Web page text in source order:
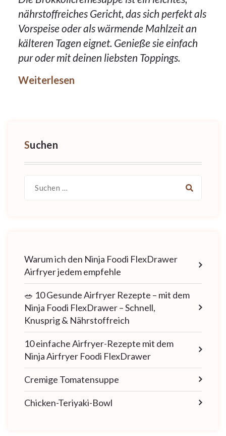
nährstoffreiches Gericht, das sich perfekt als
Vorspeise oder als wärmende Mahlzeit an
kälteren Tagen eignet. Genieße sie einfach
pur oder mit deinen liebsten Toppings.
Weiterlesen
Suchen
nach:
Warum ich den Ninja Foodi FlexDrawer
Airfryer jedem empfehle
🥗 10 Gesunde Airfryer Rezepte – mit dem
Ninja Foodi FlexDrawer – Schnell,
Knusprig & Nährstoffreich
10 einfache Airfryer-Rezepte mit dem
Ninja Airfryer Foodi FlexDrawer
Cremige Tomatensuppe
Chicken-Teriyaki-Bowl